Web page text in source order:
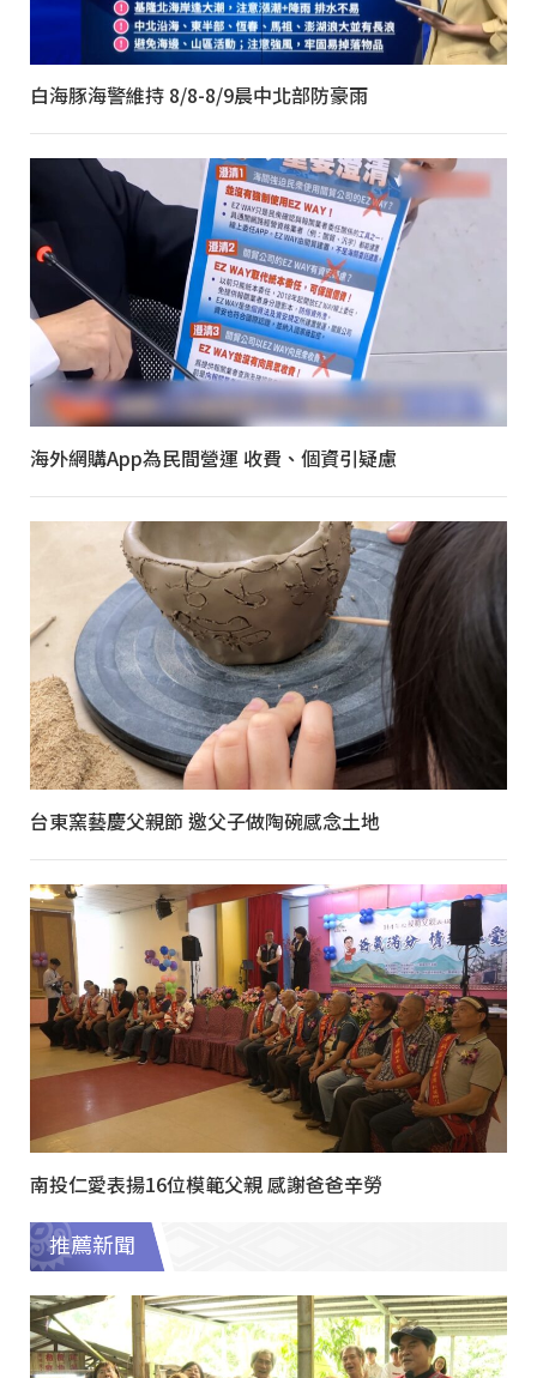
白海豚海警維持 8/8-8/9晨中北部防豪雨
海外網購App為民間營運 收費、個資引疑慮
台東窯藝慶父親節 邀父子做陶碗感念土地
南投仁愛表揚16位模範父親 感謝爸爸辛勞
推薦新聞